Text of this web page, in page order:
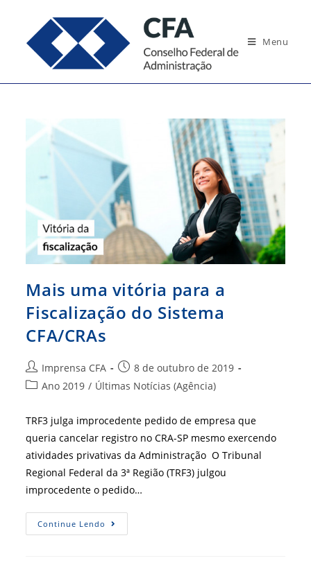
conteúdo
Menu
Mais uma vitória para a
Fiscalização do Sistema
CFA/CRAs
Autor
do
Imprensa CFA
Post
publicado:
8 de outubro de 2019
Categoria
Ano 2019 / Últimas Notícias (Agência)
TRF3 julga improcedente pedido de empresa que
queria cancelar registro no CRA-SP mesmo exercendo
atividades privativas da Administração O Tribunal
Regional Federal da 3ª Região (TRF3) julgou
improcedente o pedido…
Continue Lendo Mais
Uma